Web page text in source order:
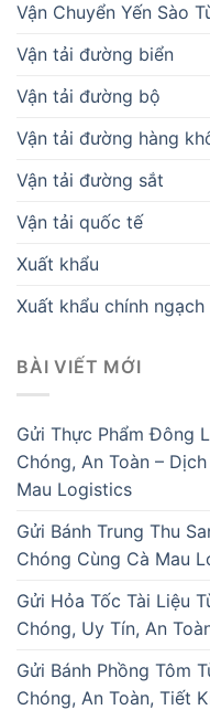
Vận Chuyển Yến Sào
Vận tải đường biển
Vận tải đường bộ
Vận tải đường hàng
Vận tải đường sắt
Vận tải quốc tế
Xuất khẩu
Xuất khẩu chính ngạch
BÀI VIẾT MỚI
Gửi Thực Phẩm Đông
Chóng, An Toàn –
Mau Logistics
Gửi Bánh Trung Thu
Chóng Cùng Cà Mau
Gửi Hỏa Tốc Tài Liệu
Chóng, Uy Tín, An
Gửi Bánh Phồng Tôm
Chóng, An Toàn, Tiết